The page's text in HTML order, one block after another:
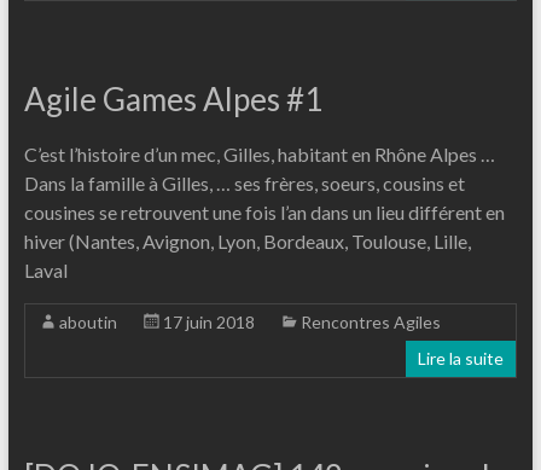
Agile Games Alpes #1
C’est l’histoire d’un mec, Gilles, habitant en Rhône Alpes …
Dans la famille à Gilles, … ses frères, soeurs, cousins et
cousines se retrouvent une fois l’an dans un lieu différent en
hiver (Nantes, Avignon, Lyon, Bordeaux, Toulouse, Lille,
Laval
aboutin 17 juin 2018
Rencontres Agiles
Lire la suite